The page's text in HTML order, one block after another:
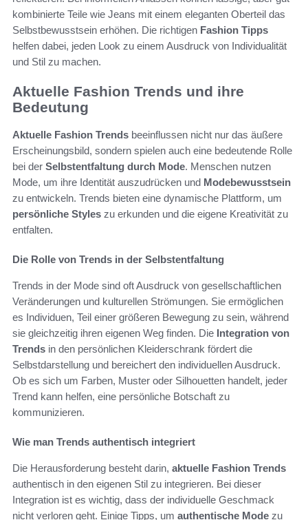
kombinierte Teile wie Jeans mit einem eleganten Oberteil das
Selbstbewusstsein erhöhen. Die richtigen Fashion Tipps
helfen dabei, jeden Look zu einem Ausdruck von Individualität
und Stil zu machen.
Aktuelle Fashion Trends und ihre
Bedeutung
Aktuelle Fashion Trends beeinflussen nicht nur das äußere
Erscheinungsbild, sondern spielen auch eine bedeutende Rolle
bei der Selbstentfaltung durch Mode. Menschen nutzen
Mode, um ihre Identität auszudrücken und Modebewusstsein
zu entwickeln. Trends bieten eine dynamische Plattform, um
persönliche Styles zu erkunden und die eigene Kreativität zu
entfalten.
Die Rolle von Trends in der Selbstentfaltung
Trends in der Mode sind oft Ausdruck von gesellschaftlichen
Veränderungen und kulturellen Strömungen. Sie ermöglichen
es Individuen, Teil einer größeren Bewegung zu sein, während
sie gleichzeitig ihren eigenen Weg finden. Die Integration von
Trends in den persönlichen Kleiderschrank fördert die
Selbstdarstellung und bereichert den individuellen Ausdruck.
Ob es sich um Farben, Muster oder Silhouetten handelt, jeder
Trend kann helfen, eine persönliche Botschaft zu
kommunizieren.
Wie man Trends authentisch integriert
Die Herausforderung besteht darin, aktuelle Fashion Trends
authentisch in den eigenen Stil zu integrieren. Bei dieser
Integration ist es wichtig, dass der individuelle Geschmack
nicht verloren geht. Einige Tipps, um authentische Mode zu